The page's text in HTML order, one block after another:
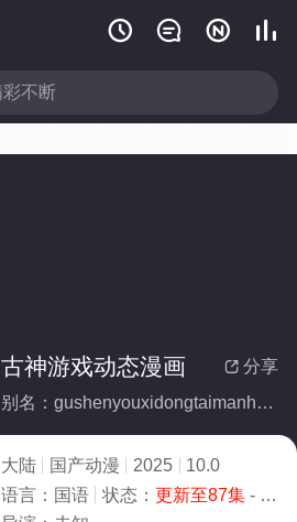
   
 分享
古神游戏动态漫画
别名：gushenyouxidongtaimanhua
大陆 国产动漫 2025
10.0
语言： 国语 状态： 更新至87集- 免费在线观看